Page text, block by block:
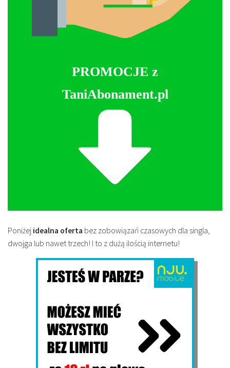
PROMOCJE z
TaniAbonament.pl
Poniżej idealna oferta bez zobowiązań czasowych dla singla,
dwojga lub nawet trzech! I to z dużą ilością internetu!